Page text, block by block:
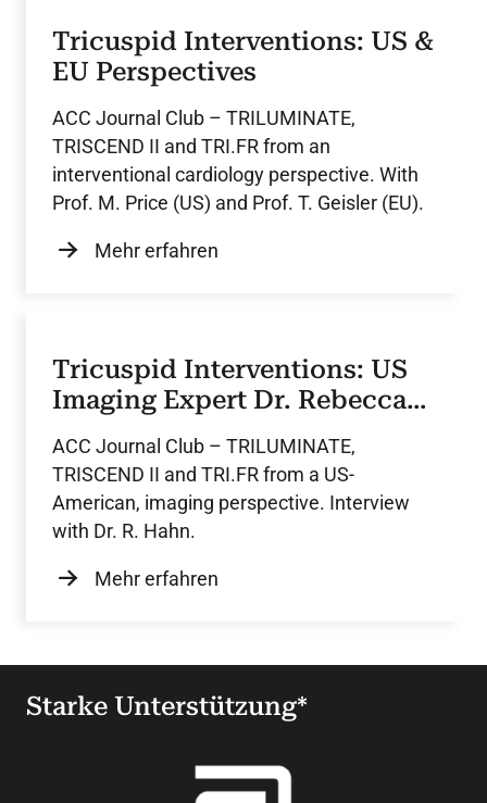
Tricuspid Interventions: US &
EU Perspectives
ACC Journal Club – TRILUMINATE,
TRISCEND II and TRI.FR from an
interventional cardiology perspective. With
Prof. M. Price (US) and Prof. T. Geisler (EU).
Mehr erfahren
Tricuspid Interventions: US
Imaging Expert Dr. Rebecca
ACC Journal Club – TRILUMINATE,
TRISCEND II and TRI.FR from a US-
American, imaging perspective. Interview
with Dr. R. Hahn.
Mehr erfahren
Starke Unterstützung*